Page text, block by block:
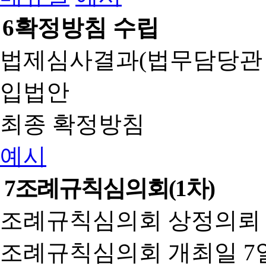
6확정방침 수립
법제심사결과(법무담당
입법안
최종 확정방침
예시
7조례규칙심의회(1차)
조례규칙심의회 상정의
조례규칙심의회 개최일 7